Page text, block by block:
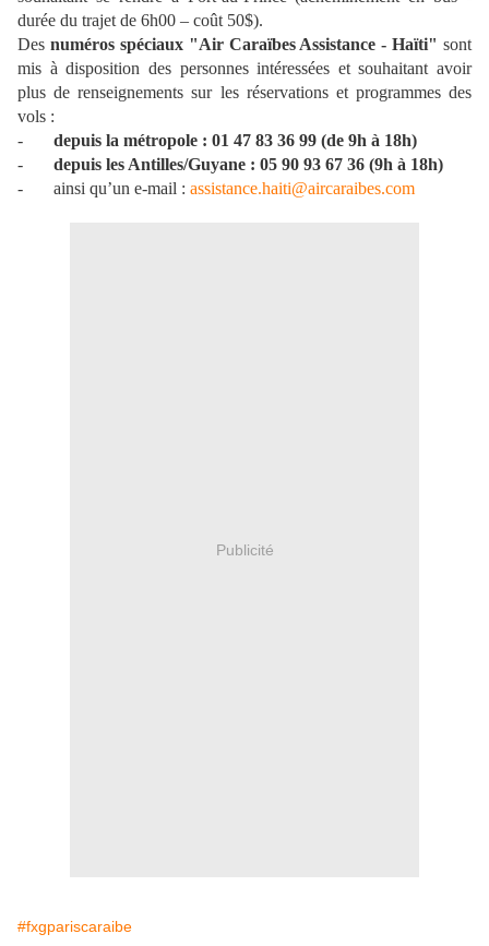
durée du trajet de 6h00 – coût 50$).
Des numéros spéciaux "Air Caraïbes Assistance - Haïti" sont
mis à disposition des personnes intéressées et souhaitant avoir
plus de renseignements sur les réservations et programmes des
vols :
-
depuis la métropole : 01 47 83 36 99 (de 9h à 18h)
-
depuis les Antilles/Guyane : 05 90 93 67 36 (9h à 18h)
-
ainsi qu’un e-mail : assistance.haiti@aircaraibes.com
Publicité
#fxgpariscaraibe